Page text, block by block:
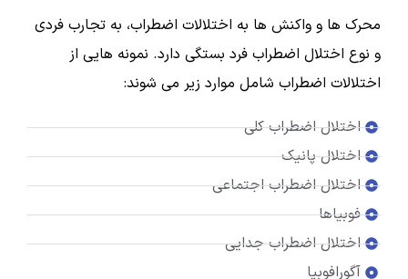
محرک ها و ‌واکنش ها به اختلالات اضطراب، به تجارب فردی
و ‌نوع اختلال اضطراب فرد بستگی دارد. نمونه هایی از
اختلالات اضطراب شامل موارد زیر می شوند:
اختلال اضطراب کلی
اختلال پانیک
اختلال اضطراب اجتماعی
فوبیاها
اختلال اضطراب جدایی
آگورافوبیا